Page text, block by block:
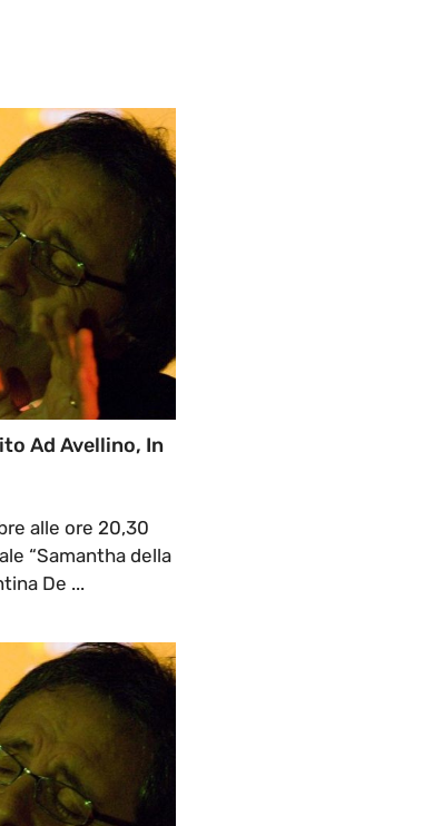
Ad Avellino, In
alle ore 20,30
“Samantha della
De ...